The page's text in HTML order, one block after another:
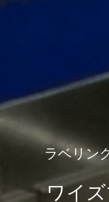
ラベリン
ワイ